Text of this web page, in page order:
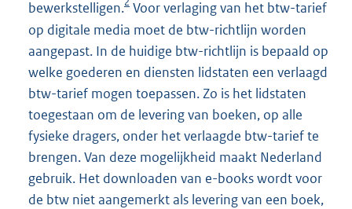
bewerkstelligen. Voor verlaging van het btw-tarief
op digitale media moet de btw-richtlijn worden
aangepast. In de huidige btw-richtlijn is bepaald op
welke goederen en diensten lidstaten een verlaagd
btw-tarief mogen toepassen. Zo is het lidstaten
toegestaan om de levering van boeken, op alle
fysieke dragers, onder het verlaagde btw-tarief te
brengen. Van deze mogelijkheid maakt Nederland
gebruik. Het downloaden van e-books wordt voor
de btw niet aangemerkt als levering van een boek,